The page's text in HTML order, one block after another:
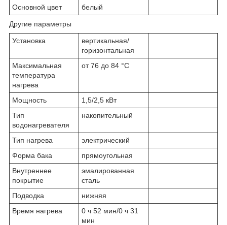
Основной цвет белый
Другие параметры
Установка
вертикальная/
горизонтальная
Максимальная
температура
нагрева
от 76 до 84 °С
Мощность
1,5/2,5 кВт
Тип
водонагревателя
накопительный
Тип нагрева
электрический
Форма бака
прямоугольная
Внутреннее
покрытие
эмалированная
сталь
Подводка
нижняя
Время нагрева
0 ч 52 мин/0 ч 31
мин